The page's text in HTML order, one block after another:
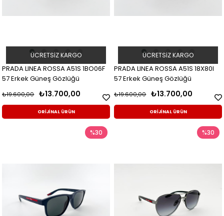
PRADA LINEA ROSSA A51S 1BO06F
57 Erkek Güneş Gözlüğü
₺13.700,00
₺19.600,00
ÜCRETSIZ KARGO
ORİJİNAL ÜRÜN
PRADA LINEA ROSSA A51S 18X80I
57 Erkek Güneş Gözlüğü
₺13.700,00
₺19.600,00
ÜCRETSIZ KARGO
ORİJİNAL ÜRÜN
%30 %30